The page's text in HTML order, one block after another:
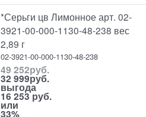
*Серьги цв Лимонное арт. 02-
3921-00-000-1130-48-238 вес
2,89 г
02-3921-00-000-1130-48-238
49 252руб.
32 999руб.
выгода
16 253 руб.
или
33%